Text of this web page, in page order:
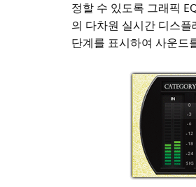
정할 수 있도록 그래픽
의 다차원 실시간 디스
단계를 표시하여 사운드